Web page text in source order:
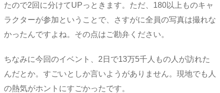
たので2回に分けてUPっときます。ただ、180以上ものキャ
ラクターが参加ということで、さすがに全員の写真は撮れな
かったんですよね。その点はご勘弁ください。
ちなみに今回のイベント、2日で13万5千人もの人が訪れた
んだとか。すごいとしか言いようがありません。現地でも人
の熱気がホントにすごかったです。